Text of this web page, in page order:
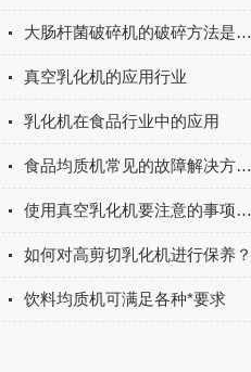
大肠杆菌破碎机的破碎方法是怎样？
真空乳化机的应用行业
乳化机在食品行业中的应用
食品均质机常见的故障解决方法有哪些
使用真空乳化机要注意的事项有哪些
如何对高剪切乳化机进行保养？
饮料均质机可满足各种*要求